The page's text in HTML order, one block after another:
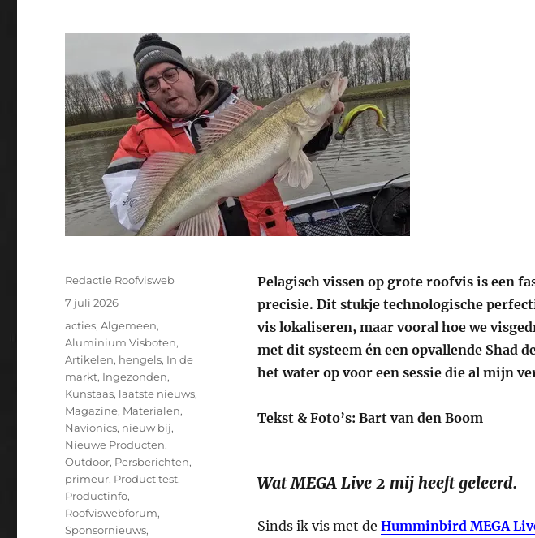
Pelagisch vissen op grote roofvis is een
precisie. Dit stukje technologische
vis lokaliseren, maar vooral hoe we
met dit systeem én een opvallende Shad
het water op voor een sessie die al mijn
Tekst & Foto’s: Bart van den Boom
Wat MEGA Live 2 mij heeft geleerd.
Sinds ik vis met de Humminbird MEGA
Auteur
Redactie Roofvisweb
Geplaatst
7 juli 2026
Categorieën
acties,Algemeen,
Aluminium Visboten,
Artikelen, hengels, In de
markt, Ingezonden,
Kunstaas, laatste nieuws,
Magazine, Materialen,
Navionics, nieuw bij,
Nieuwe Producten,
Outdoor, Persberichten,
primeur, Product test,
Productinfo,
Roofviswebforum,
Sponsornieuws,